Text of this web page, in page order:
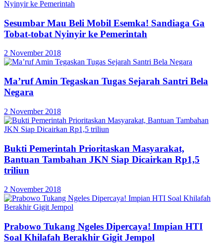
Sesumbar Mau Beli Mobil Esemka! Sandiaga Ga
Tobat-tobat Nyinyir ke Pemerintah
2 November 2018
Ma’ruf Amin Tegaskan Tugas Sejarah Santri Bela
Negara
2 November 2018
Bukti Pemerintah Prioritaskan Masyarakat,
Bantuan Tambahan JKN Siap Dicairkan Rp1,5
triliun
2 November 2018
Prabowo Tukang Ngeles Dipercaya! Impian HTI
Soal Khilafah Berakhir Gigit Jempol